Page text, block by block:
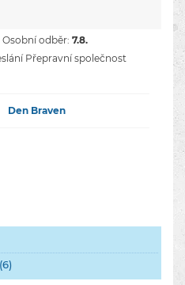
odběr: 7.8.
Přepravní společnost
Den Braven
(6)